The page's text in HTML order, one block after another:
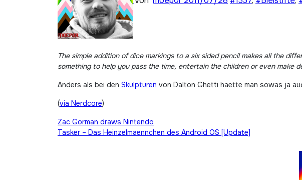
The simple addition of dice markings to a six sided pencil makes all the
something to help you pass the time, entertain the children or even make
Anders als bei den Skulpturen von Dalton Ghetti haette man sowas ja
(via Nerdcore)
Beitragsnavigation
Zac Gorman draws Nintendo
Tasker – Das Heinzelmaennchen des Android OS [Update]